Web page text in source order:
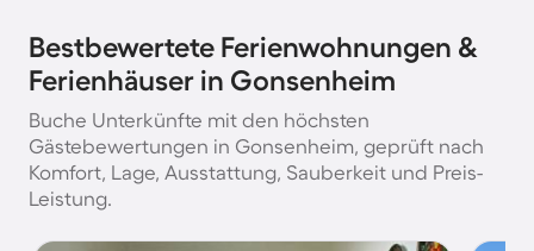
Bestbewertete Ferienwohnungen &
Ferienhäuser in Gonsenheim
Buche Unterkünfte mit den höchsten
Gästebewertungen in Gonsenheim, geprüft nach
Komfort, Lage, Ausstattung, Sauberkeit und Preis-
Leistung.